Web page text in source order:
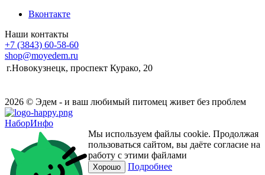
Вконтакте
Наши контакты
+7 (3843) 60-58-60
shop@moyedem.ru
г.Новокузнецк, проспект Курако, 20
2026 © Эдем - и ваш любимый питомец живет без проблем
НаборИнфо
Мы используем файлы cookie. Продолжая
пользоваться сайтом, вы даёте согласие на
работу с этими файлами
Хорошо Подробнее